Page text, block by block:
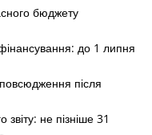
бюджету
до 1 липня
після
не пізніше 31